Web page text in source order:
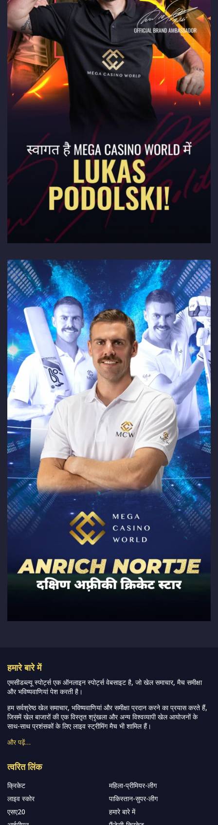
हमारे बारे में
एमसीडब्ल्यू स्पोर्ट्स एक ऑनलाइन स्पोर्ट्स वेबसाइट है, जो खेल समाचार, मैच समीक्षा
और भविष्यवाणियां पेश करती है।
हम सर्वश्रेष्ठ खेल समाचार, भविष्यवाणियां और समीक्षा प्रदान करने का प्रयास करते हैं,
जिसमें खेल बाजारों की एक विस्तृत श्रृंखला और अन्य विश्वव्यापी खेल आयोजनों के
साथ-साथ प्रशंसकों के लिए लाइव स्ट्रीमिंग मैच भी शामिल हैं।
और पढ़ें…
त्वरित लिंक
क्रिकेट
महिला-प्रीमियर-लीग
लाइव स्कोर
पाकिस्तान-सुपर-लीग
एसए20
हमारे बारे में